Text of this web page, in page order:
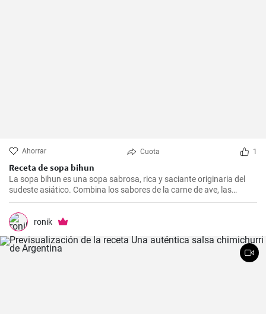
Ahorrar Cuota 1
Receta de sopa bihun
La sopa bihun es una sopa sabrosa, rica y saciante originaria del
sudeste asiático. Combina los sabores de la carne de ave, las
verduras y los fideos de arroz en una sola olla. En casa la
preparamos todas las semanas.
ronik